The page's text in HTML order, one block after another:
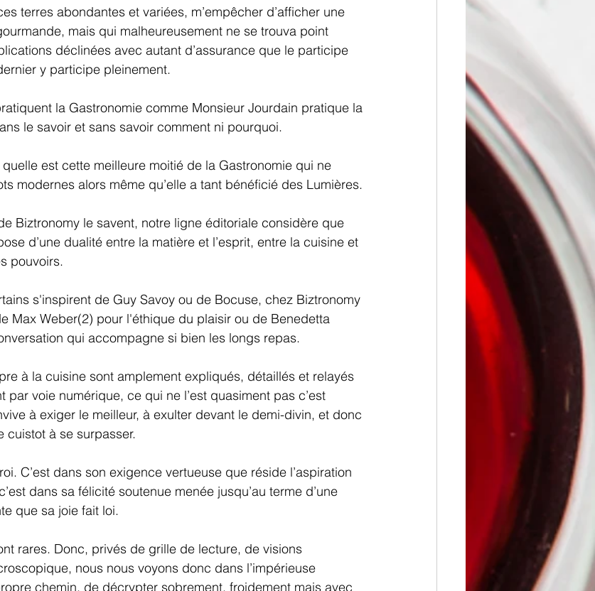
terres abondantes et variées, m’empêcher d’afficher une
mais qui malheureusement ne se trouva point
déclinées avec autant d’assurance que le participe
y participe pleinement.
la Gastronomie comme Monsieur Jourdain pratique la
le savoir et sans savoir comment ni pourquoi.
est cette meilleure moitié de la Gastronomie qui ne
modernes alors même qu’elle a tant bénéficié des Lumières.
Biztronomy le savent, notre ligne éditoriale considère que
d’une dualité entre la matière et l’esprit, entre la cuisine et
pouvoirs.
s'inspirent de Guy Savoy ou de Bocuse, chez Biztronomy
Max Weber(2) pour l'éthique du plaisir ou de Benedetta
qui accompagne si bien les longs repas.
à la cuisine sont amplement expliqués, détaillés et relayés
par voie numérique, ce qui ne l’est quasiment pas c’est
à exiger le meilleur, à exulter devant le demi-divin, et donc
cuistot à se surpasser.
C’est dans son exigence vertueuse que réside l’aspiration
dans sa félicité soutenue menée jusqu’au terme d’une
que sa joie fait loi.
rares. Donc, privés de grille de lecture, de visions
nous nous voyons donc dans l’impérieuse
chemin, de décrypter sobrement, froidement mais avec